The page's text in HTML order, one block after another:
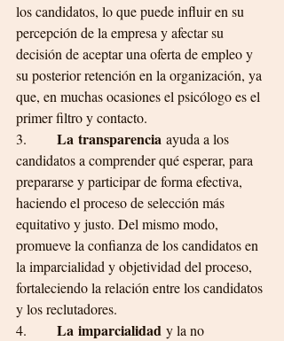
los candidatos, lo que puede influir en su
percepción de la empresa y afectar su
decisión de aceptar una oferta de empleo y
su posterior retención en la organización, ya
que, en muchas ocasiones el psicólogo es el
primer filtro y contacto.
3. La transparencia ayuda a los
candidatos a comprender qué esperar, para
prepararse y participar de forma efectiva,
haciendo el proceso de selección más
equitativo y justo. Del mismo modo,
promueve la confianza de los candidatos en
la imparcialidad y objetividad del proceso,
fortaleciendo la relación entre los candidatos
y los reclutadores.
4. La imparcialidad y la no